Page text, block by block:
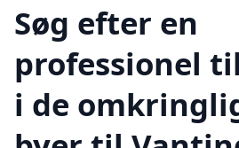
Søg efter en
professionel
i de